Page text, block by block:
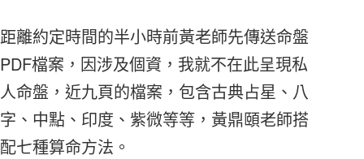
距離約定時間的半小時前黃老師先傳送命盤
PDF檔案，因涉及個資，我就不在此呈現私
人命盤，近九頁的檔案，包含古典占星、八
字、中點、印度、紫微等等，黃鼎頤老師搭
配七種算命方法。